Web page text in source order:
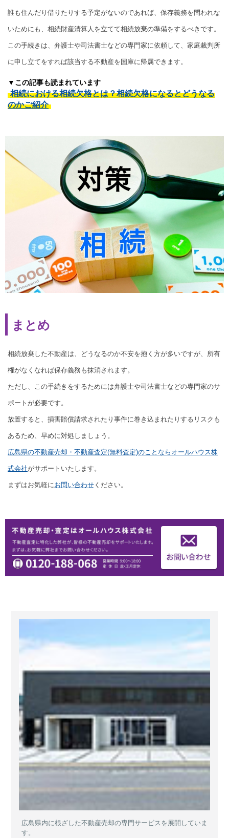
誰も住んだり借りたりする予定がないのであれば、保存義務を問われな
いためにも、相続財産清算人を立てて相続放棄の準備をするべきです。
この手続きは、弁護士や司法書士などの専門家に依頼して、家庭裁判所
に申し立てをすれば該当する不動産を国庫に帰属できます。
▼この記事も読まれています
相続における相続欠格とは？相続欠格になるとどうなる
のかご紹介
まとめ
相続放棄した不動産は、どうなるのか不安を抱く方が多いですが、所有
権がなくなれば保存義務も抹消されます。
ただし、この手続きをするためには弁護士や司法書士などの専門家のサ
ポートが必要です。
放置すると、損害賠償請求されたり事件に巻き込まれたりするリスクも
あるため、早めに対処しましょう。
広島県の不動産売却・不動産査定(無料査定)のことならオールハウス株
式会社がサポートいたします。
まずはお気軽にお問い合わせ ください。
広島県内に根ざした不動産売却の専門サービスを展開していま
す。